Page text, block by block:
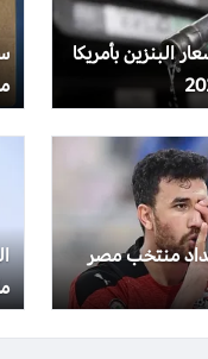
البنزين بأمريكا
منتخب مصر